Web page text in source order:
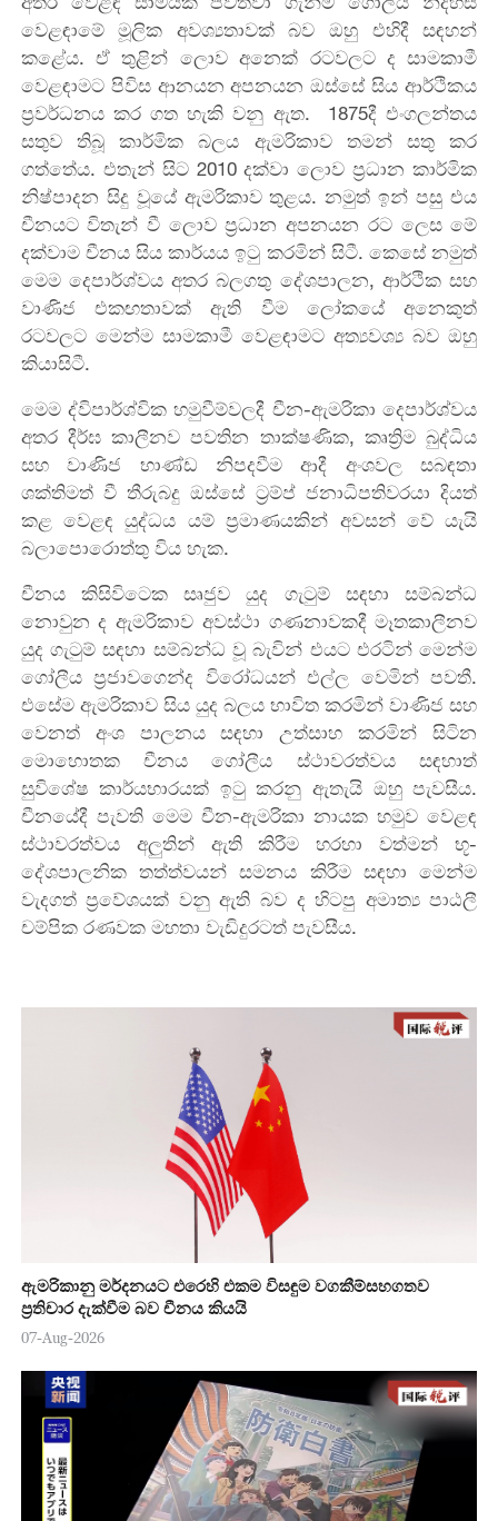
වෙළඳාමේ මූලික අවශ්‍යතාවක් බව ඔහු එහිදී සඳහන්
කළේය. ඒ තුළින් ලොව අනෙක් රටවලට ද සාමකාමී
වෙළඳාමට පිවිස ආනයන අපනයන ඔස්සේ සිය ආර්ථිකය
ප්‍රවර්ධනය කර ගත හැකි වනු ඇත. 1875දී එංගලන්තය
සතුව තිබූ කාර්මික බලය ඇමරිකාව තමන් සතු කර
ගත්තේය. එතැන් සිට 2010 දක්වා ලොව ප්‍රධාන කාර්මික
නිෂ්පාදන සිදු වූයේ ඇමරිකාව තුළය. නමුත් ඉන් පසු එය
චීනයට විතැන් වී ලොව ප්‍රධාන අපනයන රට ලෙස මේ
දක්වාම චීනය සිය කාර්යය ඉටු කරමින් සිටී. කෙසේ නමුත්
මෙම දෙපාර්ශ්වය අතර බලගතු දේශපාලන, ආර්ථික සහ
වාණිජ එකඟතාවක් ඇති වීම ලෝකයේ අනෙකුත්
රටවලට මෙන්ම සාමකාමී වෙළඳාමට අත්‍යවශ්‍ය බව ඔහු
කියාසිටී.
මෙම ද්විපාර්ශ්වික හමුවීම්වලදී චීන-ඇමරිකා දෙපාර්ශ්වය
අතර දීර්ඝ කාලීනව පවතින තාක්ෂණික, කෘත්‍රිම බුද්ධිය
සහ වාණිජ භාණ්ඩ නිපදවීම ආදී අංශවල සබඳතා
ශක්තිමත් වී තීරුබදු ඔස්සේ ට්‍රම්ප් ජනාධිපතිවරයා දියත්
කළ වෙළඳ යුද්ධය යම් ප්‍රමාණයකින් අවසන් වේ යැයි
බලාපොරොත්තු විය හැක.
චීනය කිසිවිටෙක සෘජුව යුද ගැටුම් සඳහා සම්බන්ධ
නොවුන ද ඇමරිකාව අවස්ථා ගණනාවකදී මෑතකාලීනව
යුද ගැටුම් සඳහා සම්බන්ධ වූ බැවින් එයට එරටින් මෙන්ම
ගෝලීය ප්‍රජාවගෙන්ද විරෝධයන් එල්ල වෙමින් පවතී.
එසේම ඇමරිකාව සිය යුද බලය භාවිත කරමින් වාණිජ සහ
වෙනත් අංශ පාලනය සඳහා උත්සාහ කරමින් සිටින
මොහොතක චීනය ගෝලීය ස්ථාවරත්වය සඳහාත්
සුවිශේෂ කාර්යභාරයක් ඉටු කරනු ඇතැයි ඔහු පැවසීය.
චීනයේදී පැවති මෙම චීන-ඇමරිකා නායක හමුව වෙළඳ
ස්ථාවරත්වය අලුතින් ඇති කිරීම හරහා වත්මන් භූ-
දේශපාලනික තත්ත්වයන් සමනය කිරීම සඳහා මෙන්ම
වැදගත් ප්‍රවේශයක් වනු ඇති බව ද හිටපු අමාත්‍ය පාඨලී
චම්පික රණවක මහතා වැඩිදුරටත් පැවසීය.
ඇමරිකානු මර්දනයට එරෙහි එකම විසඳුම වගකීම්සහගතව
ප්‍රතිචාර දැක්වීම බව චීනය කියයි
07-Aug-2026